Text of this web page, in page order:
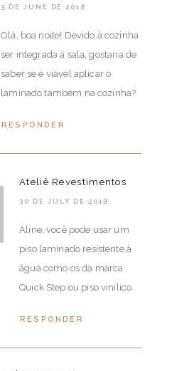
3 DE JUNE DE 2018
Olá, boa noite! Devido à cozinha
ser integrada à sala, gostaria de
saber se é viável aplicar o
laminado também na cozinha?
RESPONDER
Ateliê Revestimentos
30 DE JULY DE 2018
Aline, você pode usar um
piso laminado resistente à
água como os da marca
Quick Step ou piso vinílico.
RESPONDER